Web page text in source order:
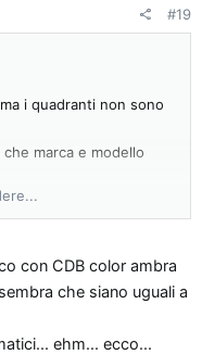
#19
i quadranti non sono
marca e modello
con CDB color ambra
che siano uguali a
ehm... ecco...